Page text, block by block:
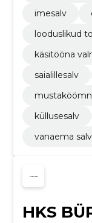
imesalv
looduslikud
käsitööna
saialillesalv
küllusesalv
vanaema salv
HKS